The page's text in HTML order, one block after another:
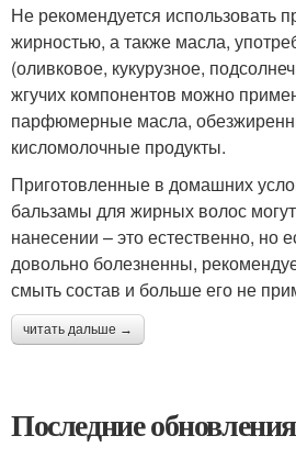
Не рекомендуется использовать
жирностью, а также масла,
(оливковое, кукурузное,
жгучих компонентов можно
парфюмерные масла,
кисломолочные продукты.
Приготовленные в домашних
бальзамы для жирных волос
нанесении – это естественно, но
довольно болезненны,
смыть состав и больше его не
читать дальше →
Последние